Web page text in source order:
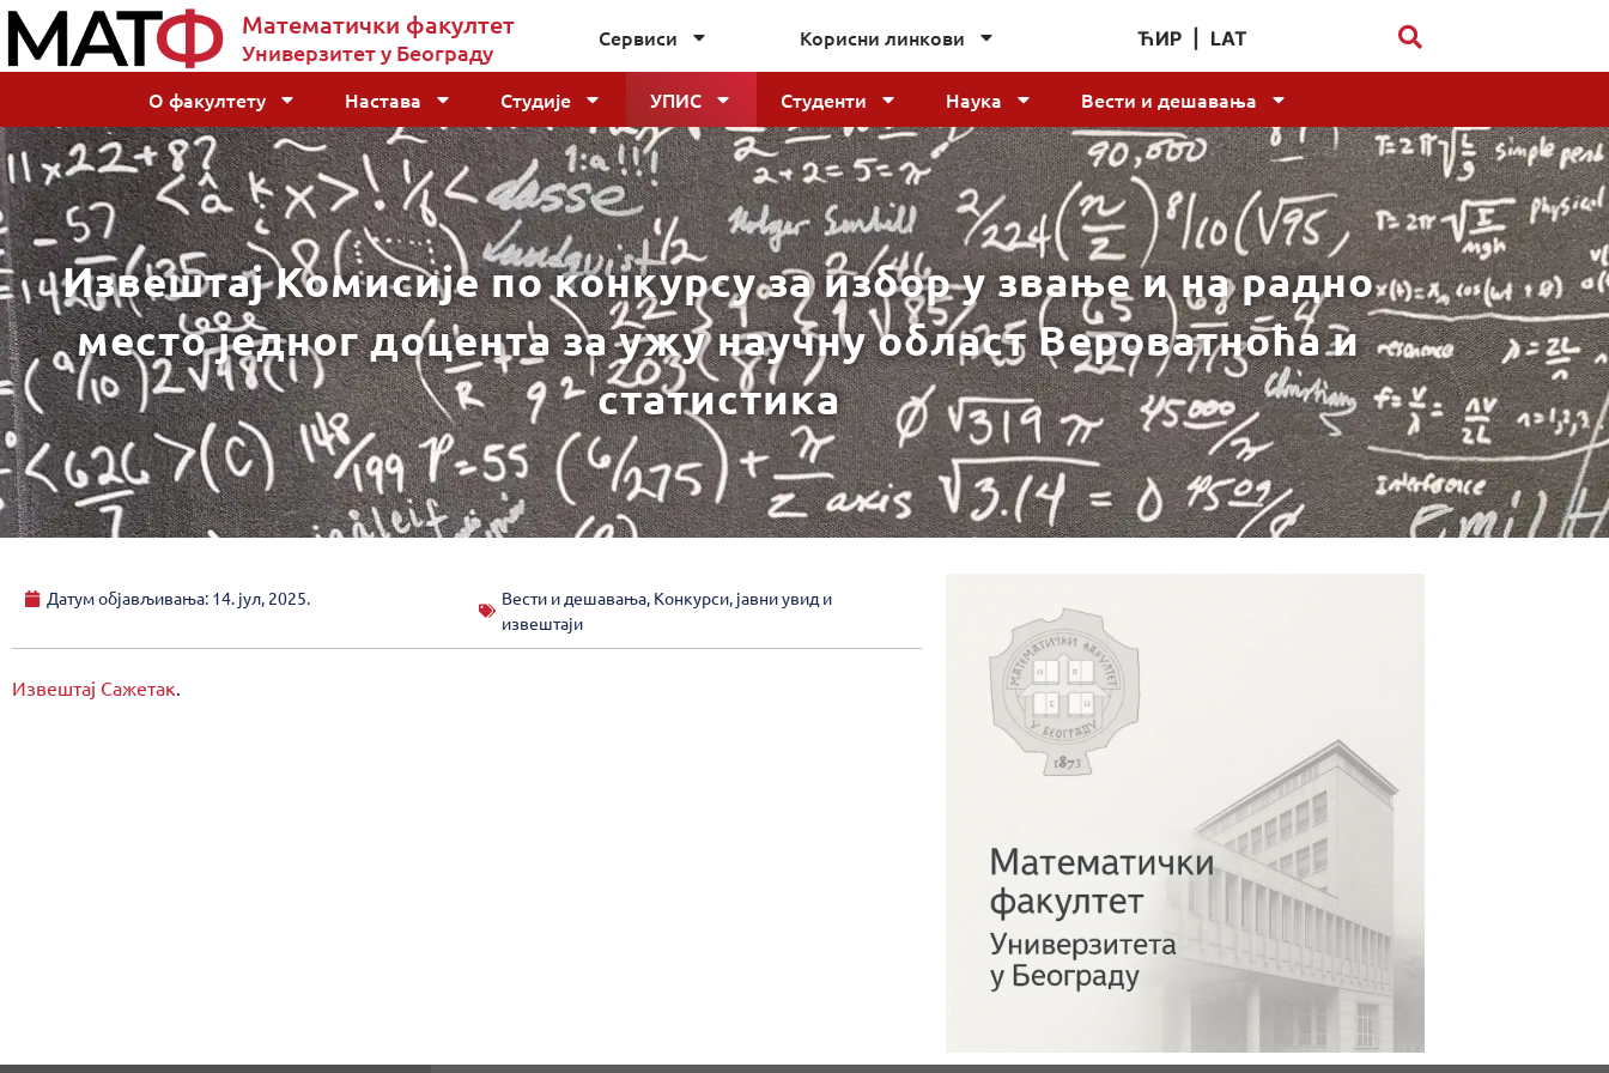
Математички факултет
Универзитет у Београду
Сервиси Корисни линкови ЋИР LAT
О факултету Настава Студије УПИС Студенти Наука Вести и дешавања
Извештај Комисије по конкурсу за избор у звање и на радно
место једног доцента за ужу научну област Вероватноћа и
статистика
Датум објављивања: 14. јул, 2025. Вести и дешавања, Конкурси, јавни увид и
извештаји
Извештај Сажетак.